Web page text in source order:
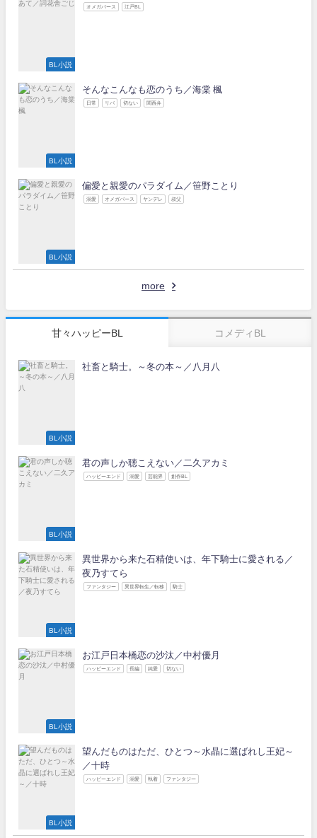
BL小説
オメガバース 江戸BL
BL小説
そんなこんなも恋のうち／海棠 楓
日常 リバ 切ない 関西弁
BL小説
偏愛と親愛のパラダイム／笹野ことり
溺愛 オメガバース ヤンデレ 叔父
more
甘々ハッピーBL コメディBL
BL小説
社畜と騎士。～冬の本～／八月八
BL小説
君の声しか聴こえない／二久アカミ
ハッピーエンド 溺愛 芸能界 創作BL
BL小説
異世界から来た石精使いは、年下騎士に愛される／
夜乃すてら
ファンタジー 異世界転生／転移 騎士
BL小説
お江戸日本橋恋の沙汰／中村優月
ハッピーエンド 長編 純愛 切ない
BL小説
望んだものはただ、ひとつ～水晶に選ばれし王妃～
／十時
ハッピーエンド 溺愛 執着 ファンタジー